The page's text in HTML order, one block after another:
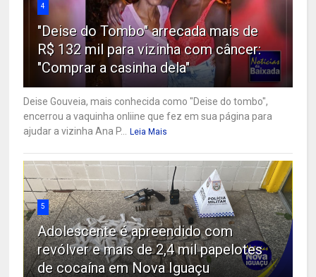
4
"Deise do Tombo" arrecada mais de
R$ 132 mil para vizinha com câncer:
"Comprar a casinha dela"
Deise Gouveia, mais conhecida como "Deise do tombo",
encerrou a vaquinha onliine que fez em sua página para
ajudar a vizinha Ana P...
Leia Mais
5
Adolescente é apreendido com
revólver e mais de 2,4 mil papelotes
de cocaína em Nova Iguaçu